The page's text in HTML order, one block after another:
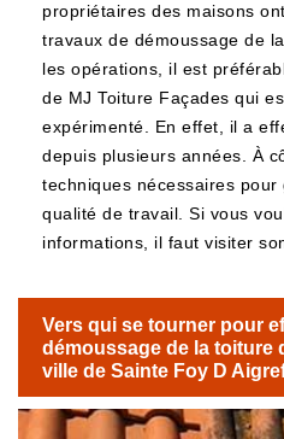
propriétaires des maisons
travaux de démoussage de
les opérations, il est
de MJ Toiture Façades qui
expérimenté. En effet, il a
depuis plusieurs années. À
techniques nécessaires
qualité de travail. Si vous
informations, il faut visiter
Vers qui se tourner pour
démoussage de la toiture
ville de Sainte Foy D